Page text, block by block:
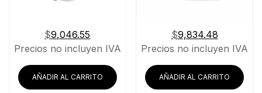
$9,046.55
Precios no incluyen IVA
AÑADIR AL CARRITO
$9,834.48
Precios no incluyen IVA
AÑADIR AL CARRITO